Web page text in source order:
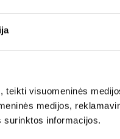
teikti visuomeninės
medijos,
surinktos informacijos.
prigimtį, tad
spalvinga
galima